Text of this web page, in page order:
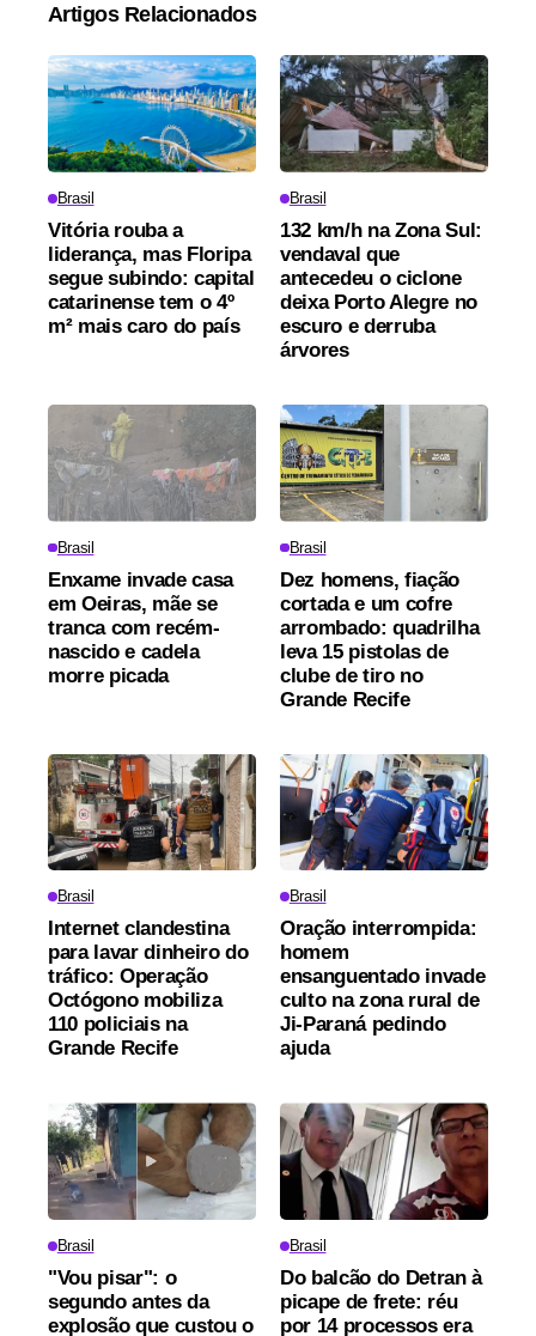
Artigos Relacionados
Brasil
Vitória rouba a
liderança, mas Floripa
segue subindo: capital
catarinense tem o 4º
m² mais caro do país
Brasil
132 km/h na Zona Sul:
vendaval que
antecedeu o ciclone
deixa Porto Alegre no
escuro e derruba
árvores
Brasil
Enxame invade casa
em Oeiras, mãe se
tranca com recém-
nascido e cadela
morre picada
Brasil
Dez homens, fiação
cortada e um cofre
arrombado: quadrilha
leva 15 pistolas de
clube de tiro no
Grande Recife
Brasil
Internet clandestina
para lavar dinheiro do
tráfico: Operação
Octógono mobiliza
110 policiais na
Grande Recife
Brasil
Oração interrompida:
homem
ensanguentado invade
culto na zona rural de
Ji-Paraná pedindo
ajuda
Brasil
"Vou pisar": o
segundo antes da
explosão que custou o
Brasil
Do balcão do Detran à
picape de frete: réu
por 14 processos era